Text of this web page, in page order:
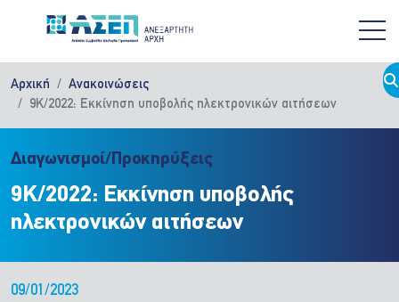
Αρχική
Ανακοινώσεις
9Κ/2022: Εκκίνηση υποβολής ηλεκτρονικών αιτήσεων
Διαγωνισμοί/Προκηρύξεις
9Κ/2022: Εκκίνηση υποβολής
ηλεκτρονικών αιτήσεων
09/01/2023